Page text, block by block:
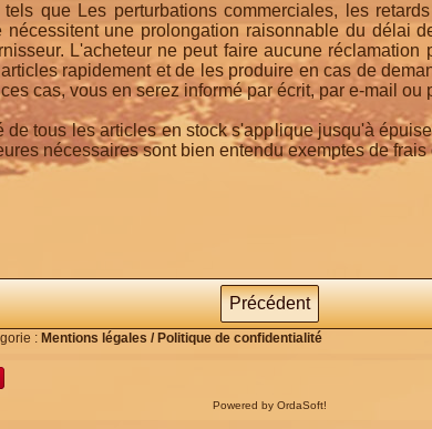
que Les perturbations commerciales, les
une prolongation raisonnable du délai
L'acheteur ne peut faire aucune
rapidement et de les produire en cas de
cas, vous en serez informé par écrit, par e-mail ou
tous les articles en stock s'applique jusqu'à
nécessaires sont bien entendu exemptes de frais
Précédent
: Mentions légales / Politique de confidentialité
Powered by OrdaSoft!